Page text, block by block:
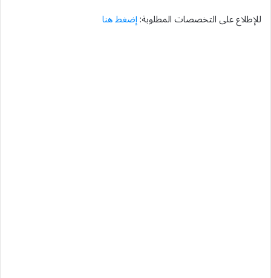
للإطلاع على التخصصات المطلوبة:إضغط هنا